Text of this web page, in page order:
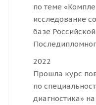
по теме
исследование
базе
2022
Прошла курс
по
диагностика»